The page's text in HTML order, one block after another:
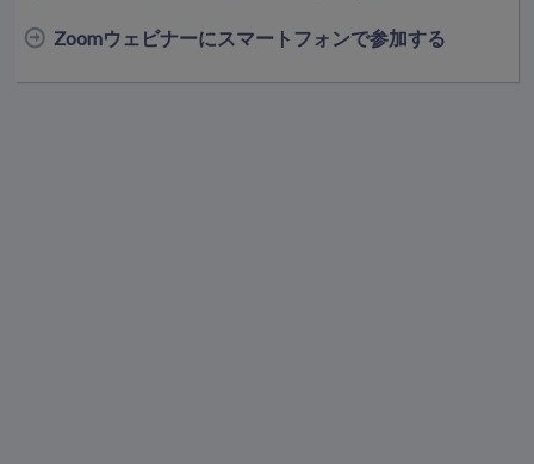
Zoomウェビナーにスマートフォンで参加する